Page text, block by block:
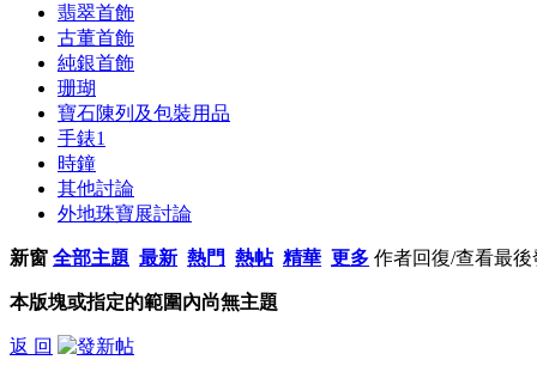
翡翠首飾
古董首飾
純銀首飾
珊瑚
寶石陳列及包裝用品
手錶1
時鐘
其他討論
外地珠寶展討論
新窗 全部主題 最新 熱門 熱帖 精華 更多 作者回復/查看最後
本版塊或指定的範圍內尚無主題
返 回